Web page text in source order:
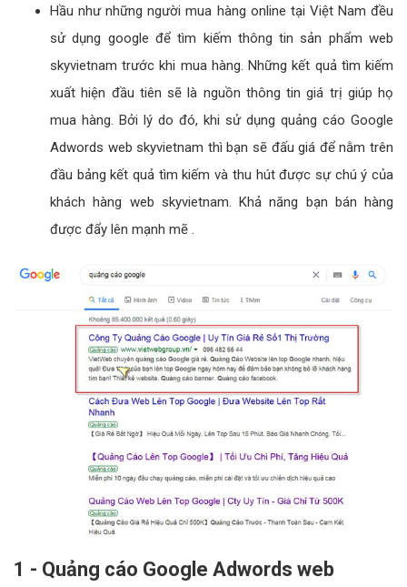
Hầu như những người mua hàng online tại Việt Nam đều
sử dụng google để tìm kiếm thông tin sản phẩm web
skyvietnam trước khi mua hàng. Những kết quả tìm kiếm
xuất hiện đầu tiên sẽ là nguồn thông tin giá trị giúp họ
mua hàng. Bởi lý do đó, khi sử dụng quảng cáo Google
Adwords web skyvietnam thì bạn sẽ đấu giá để nằm trên
đầu bảng kết quả tìm kiếm và thu hút được sự chú ý của
khách hàng web skyvietnam. Khả năng bạn bán hàng
được đẩy lên mạnh mẽ .
1 - Quảng cáo Google Adwords web